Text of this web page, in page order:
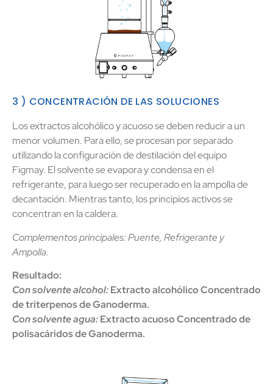
3 ) CONCENTRACIÓN DE LAS SOLUCIONES
Los extractos alcohólico y acuoso se deben reducir a un
menor volumen. Para ello, se procesan por separado
utilizando la configuración de destilación del equipo
Figmay. El solvente se evapora y condensa en el
refrigerante, para luego ser recuperado en la ampolla de
decantación. Mientras tanto, los principios activos se
concentran en la caldera.
Complementos principales: Puente, Refrigerante y
Ampolla.
Resultado:
Con solvente alcohol:Extracto alcohólico Concentrado
de triterpenos de Ganoderma.
Con solvente agua:Extracto acuoso Concentrado de
polisacáridos de Ganoderma.